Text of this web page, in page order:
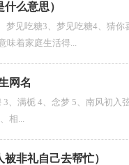
么意思）
见吃糖3、梦见吃糖4、猜你
味着家庭生活得...
网名
满栀 4、念梦 5、南风初入
相...
非礼自己去帮忙）